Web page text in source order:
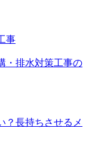
事
・排水対策工事の
？長持ちさせるメ